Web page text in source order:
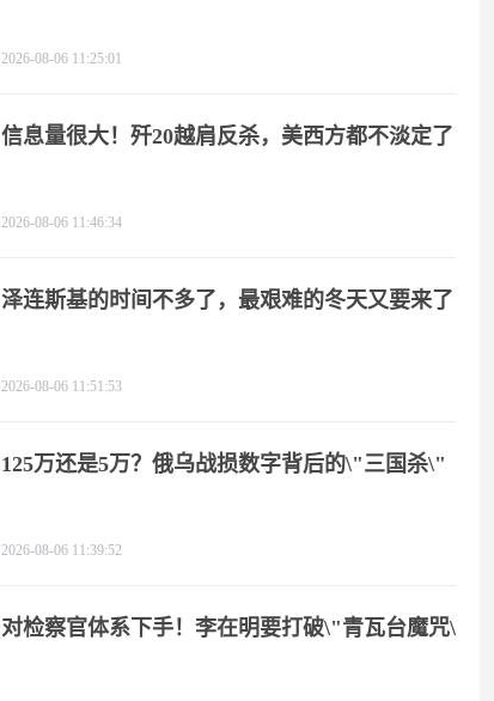
2026-08-06 11:25:01
信息量很大！歼20越肩反杀，美西方都不淡定了
2026-08-06 11:46:34
泽连斯基的时间不多了，最艰难的冬天又要来了
2026-08-06 11:51:53
125万还是5万？俄乌战损数字背后的\"三国杀\"
2026-08-06 11:39:52
对检察官体系下手！李在明要打破\"青瓦台魔咒\"